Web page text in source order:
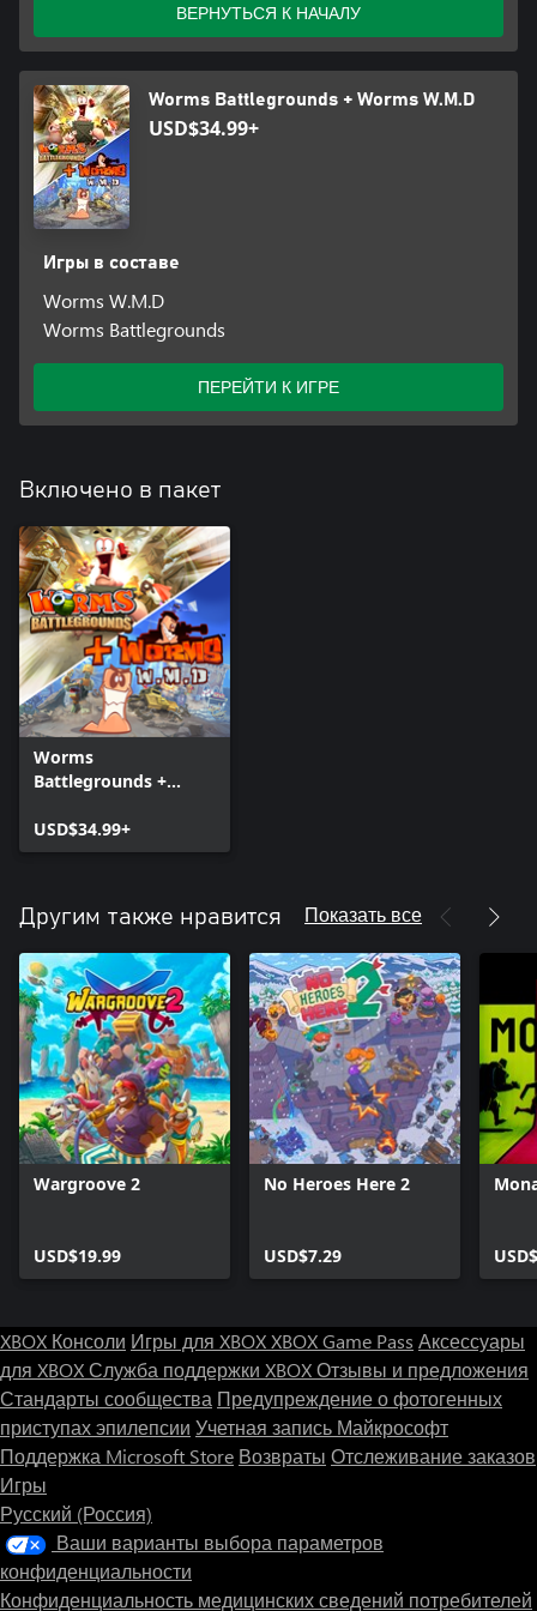
рейтинговых боях, ведь на карте хватит места для максимум 6
игроков с 8 червями!
ВЕРНУТЬСЯ К НАЧАЛУ
Worms Battlegrounds + Worms W.M.D
USD$34.99+
Игры в составе
Worms W.M.D
Worms Battlegrounds
ПЕРЕЙТИ К ИГРЕ
Включено в пакет
Worms
Battlegrounds +
USD$34.99+
Другим также нравится Показать все
Wargroove 2
USD$19.99
No Heroes Here 2
USD$7.29
XBOX Консоли Игры для XBOXXBOX Game Pass Аксессуары
для XBOXСлужба поддержки XBOXОтзывы и предложения
Стандарты сообщества Предупреждение о фотогенных
приступах эпилепсии Учетная запись Майкрософт
Поддержка Microsoft Store Возвраты Отслеживание заказов
Игры
Русский (Россия)
Ваши варианты выбора параметров
конфиденциальности
Конфиденциальность медицинских сведений потребителей